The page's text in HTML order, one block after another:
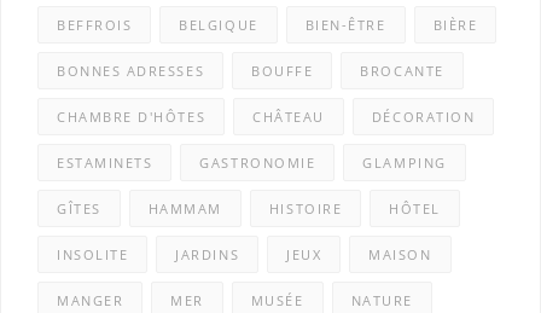
BEFFROIS BELGIQUE BIEN-ÊTRE BIÈRE
BONNES ADRESSES BOUFFE BROCANTE
CHAMBRE D'HÔTES CHÂTEAU DÉCORATION
ESTAMINETS GASTRONOMIE GLAMPING
GÎTES HAMMAM HISTOIRE HÔTEL
INSOLITE JARDINS JEUX MAISON
MANGER MER MUSÉE NATURE